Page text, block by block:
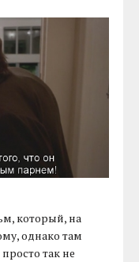
который, на
однако там
так не